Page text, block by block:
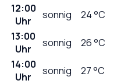
12:00
Uhr
sonnig 24°C
13:00
Uhr
sonnig 26°C
14:00
Uhr
sonnig 27°C